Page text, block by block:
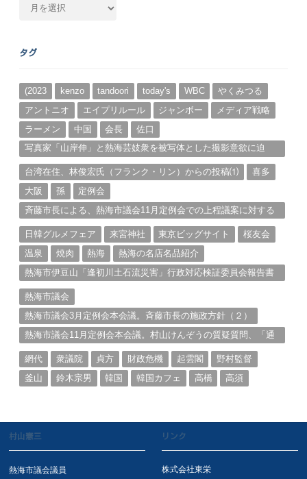
カ
ブ
タグ
(2023 kenzo tandoori today's WBC
やくみつる
アントニオ
エイプリルール ジャンボー
メディア戦略
ラーメン
中国 会長
佐口
写真家「山岸伸」と熱海芸妓衆を被写体とした撮影意欲に迫
台湾在住、林俊宏氏（フランク・リン）からの投稿⑴
喜多
大阪
孫
定例会
斉藤市長による、熱海市議会11月定例会での上程議案に対する
日韓グルメフェア
来宮神社 東京ビッグサイト
桜友会
温泉
焼肉 熱海
熱海の名店名品紹介
熱海市伊豆山「逢初川土石流災害」行政対応検証委員会報告書
熱海市議会
熱海市議会3月定例会本会議。斉藤市長の施政方針（２）
熱海市議会11月定例会本会議。村山けんぞうの質疑質問、「通
網代
衆議院 貞方 財政危機 起雲閣
野村監督
釜山
鈴木宗男 韓国 韓国カフェ 高橋 高須
村山憲三
熱海市議会議員
リンク
株式会社東栄